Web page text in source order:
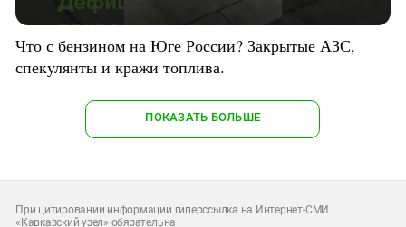
Что с бензином на Юге России? Закрытые АЗС,
спекулянты и кражи топлива.
ПОКАЗАТЬ БОЛЬШЕ
При цитировании информации гиперссылка на Интернет-СМИ
«Кавказский узел» обязательна